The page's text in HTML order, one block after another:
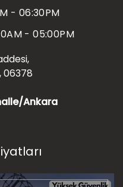
- 06:30PM
- 05:00PM
06378
Ankara